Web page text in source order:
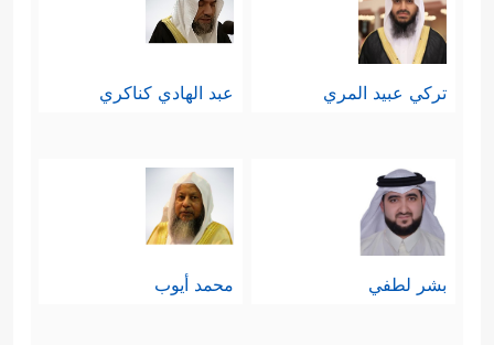
تركي عبيد المري عبد الهادي كناكري
بشر لطفي محمد أيوب